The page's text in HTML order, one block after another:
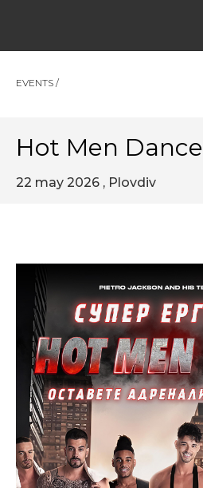
EVENTS /
Hot Men Dance
22 may 2026 , Plovdiv